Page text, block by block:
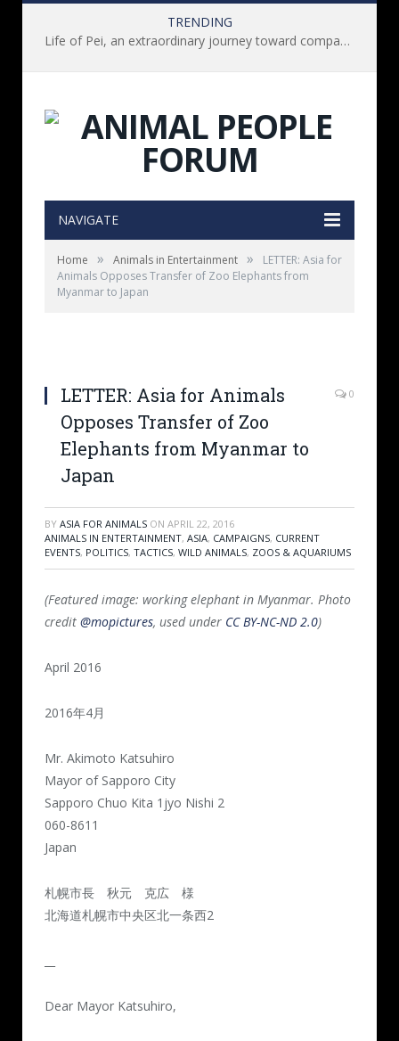
TRENDING
Life of Pei, an extraordinary journey toward compassion for animals (Book Review)
NAVIGATE
Home » Animals in Entertainment »
LETTER: Asia for
Animals Opposes Transfer of Zoo Elephants from
Myanmar to Japan
LETTER: Asia for Animals
Opposes Transfer of Zoo
Elephants from Myanmar to
Japan
0
BY ASIA FOR ANIMALS ON APRIL 22, 2016
ANIMALS IN ENTERTAINMENT, ASIA, CAMPAIGNS, CURRENT
EVENTS, POLITICS, TACTICS, WILD ANIMALS, ZOOS & AQUARIUMS
(Featured image: working elephant in Myanmar. Photo
credit @mopictures, used under CC BY-NC-ND 2.0)
April 2016
2016年4月
Mr. Akimoto Katsuhiro
Mayor of Sapporo City
Sapporo Chuo Kita 1jyo Nishi 2
060-8611
Japan
札幌市長 秋元 克広 様
北海道札幌市中央区北一条西2
Dear Mayor Katsuhiro,